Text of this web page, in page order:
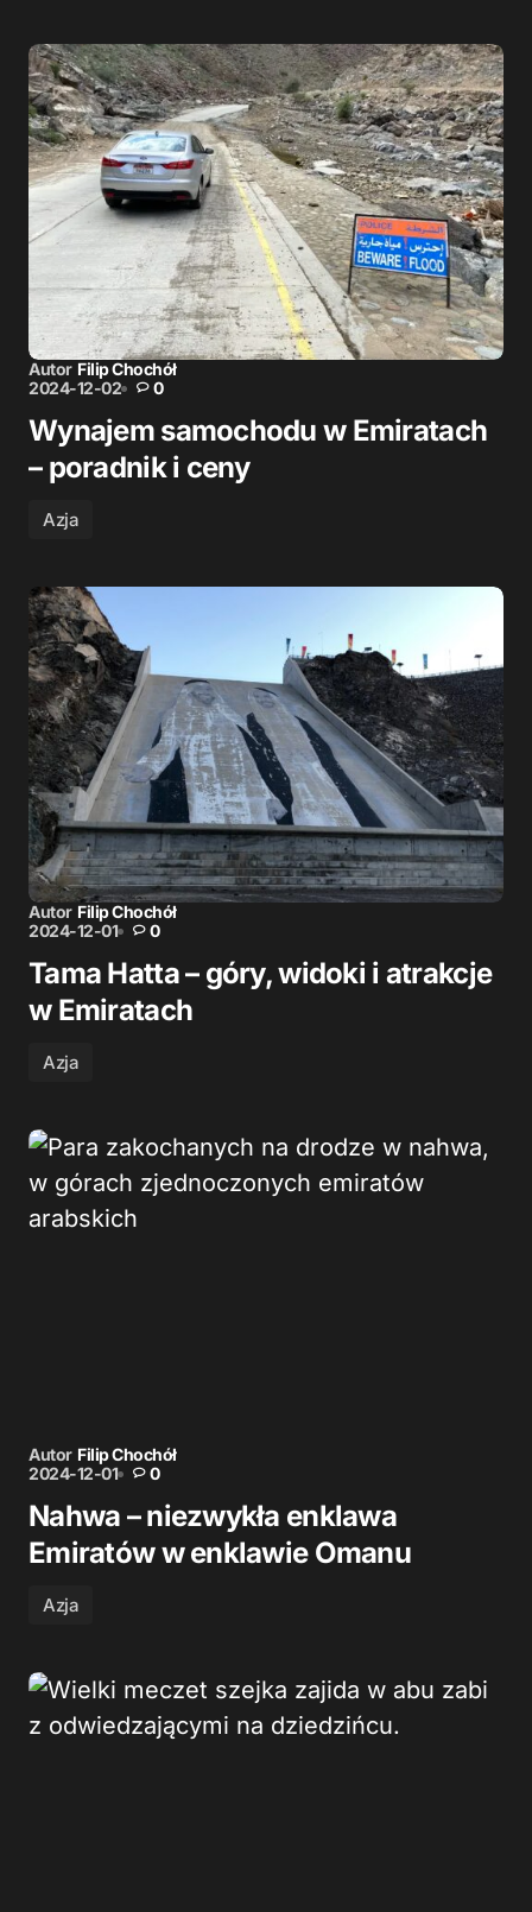
Autor Filip Chochół
2024-12-02
0
Wynajem samochodu w Emiratach
– poradnik i ceny
Azja
Autor Filip Chochół
2024-12-01
0
Tama Hatta – góry, widoki i atrakcje
w Emiratach
Azja
Autor Filip Chochół
2024-12-01
0
Nahwa – niezwykła enklawa
Emiratów w enklawie Omanu
Azja